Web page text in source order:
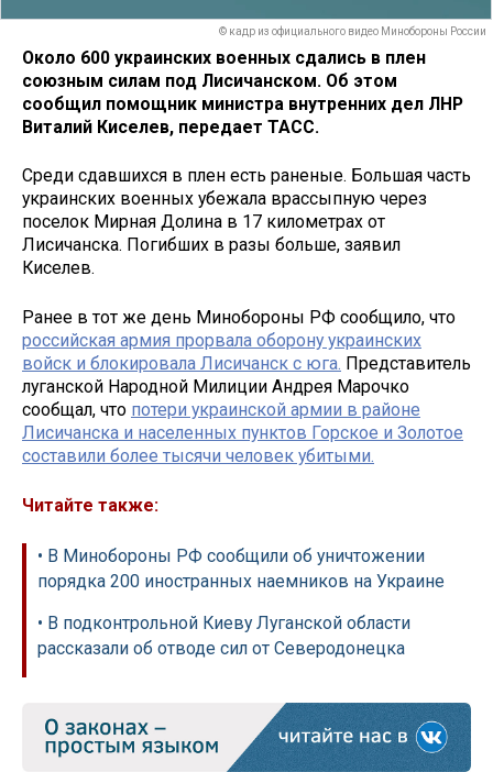
© кадр из официального видео Минобороны России
Около 600 украинских военных сдались в плен
союзным силам под Лисичанском. Об этом
сообщил помощник министра внутренних дел ЛНР
Виталий Киселев, передает ТАСС.
Среди сдавшихся в плен есть раненые. Большая часть
украинских военных убежала врассыпную через
поселок Мирная Долина в 17 километрах от
Лисичанска. Погибших в разы больше, заявил
Киселев.
Ранее в тот же день Минобороны РФ сообщило, что
российская армия прорвала оборону украинских
войск и блокировала Лисичанск с юга. Представитель
луганской Народной Милиции Андрея Марочко
сообщал, что потери украинской армии в районе
Лисичанска и населенных пунктов Горское и Золотое
составили более тысячи человек убитыми.
Читайте также:
• В Минобороны РФ сообщили об уничтожении
порядка 200 иностранных наемников на Украине
• В подконтрольной Киеву Луганской области
рассказали об отводе сил от Северодонецка